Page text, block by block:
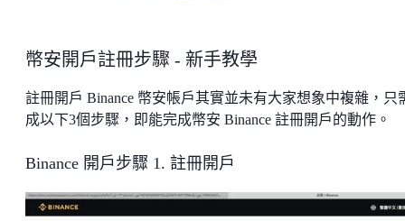
幣安開戶註冊步驟 - 新手教學
註冊開戶 Binance 幣安帳戶其實並未有大家想象中複雜，只
成以下3個步驟，即能完成幣安 Binance 註冊開戶的動作。
Binance 開戶步驟 1. 註冊開戶